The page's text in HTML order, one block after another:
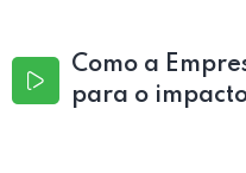
Como a
para o